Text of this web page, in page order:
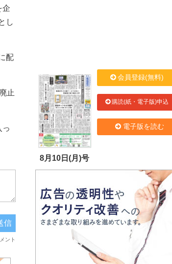
企
し
配
止
っ
8月10日(月)号
会員登録(無料)
購読(紙・電子版)申込
電子版を読む